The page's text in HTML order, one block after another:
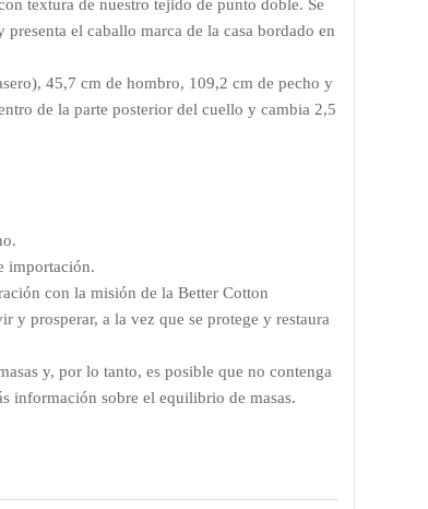
textura de nuestro tejido de punto doble. Se
el caballo marca de la casa bordado en
45,7 cm de hombro, 109,2 cm de pecho y
de la parte posterior del cuello y cambia 2,5
importación.
con la misión de la Better Cotton
prosperar, a la vez que se protege y restaura
y, por lo tanto, es posible que no contenga
información sobre el equilibrio de masas.